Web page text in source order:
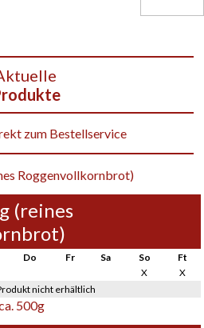
zum Bestellservice
(reines
Do Fr Sa So
Ft
X
X
nicht erhältlich